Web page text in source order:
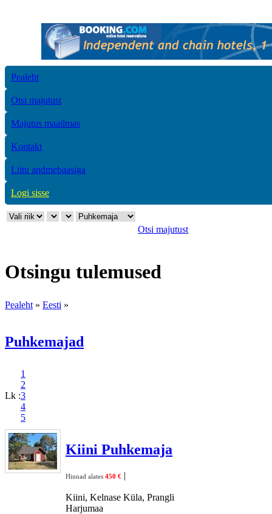
Pealeht
Otsi majutust
Majutus maailmas
Kontakt
Liitu andmebaasiga
Logi sisse
Otsi majutust
Otsingu tulemused
Pealeht » Eesti »
Puhkemajad
Lk :
1
2
3
4
5
Kiini Puhkemaja
Hinnad alates 450 € |
Kiini, Kelnase Küla, Prangli
Harjumaa